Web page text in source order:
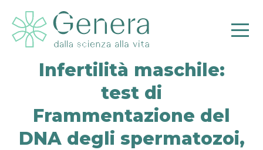
Infertilità maschile:
test di
Frammentazione del
DNA degli spermatozoi,